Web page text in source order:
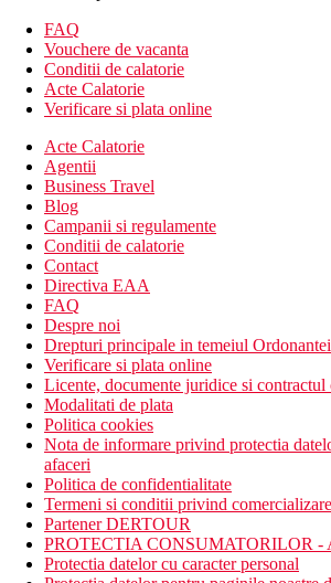
Mese
Demipensiune
Mic dejun si cina tip bufet
Plaja
Plaja cu nisip, cu intrare treptata in
hotel
Sezlonguri si umbrele contra cost
Activitati sportive
Gratuit: tenis de masa, minigolf,
Contra cost: biliard, terenuri de
Santa Ponsa la aproximativ 6 km
aproximativ 10 km
Copii
Loc de joaca, patut gratuit (la cerere).
Carduri
VISA, CE/MC.
Site web
www.saintmichel.net
Internet
Gratuit: WiFi in hol.
Contra cost: colt de internet, WiFi
FAQ
Vouchere de vacanta
Conditii de calatorie
Acte Calatorie
Verificare si plata online
Acte Calatorie
Agentii
Business Travel
Blog
Campanii si regulamente
Conditii de calatorie
Contact
Directiva EAA
FAQ
Despre noi
Drepturi principale in temeiul
Verificare si plata online
Licente, documente juridice si contractul
Modalitati de plata
Politica cookies
Nota de informare privind protectia
afaceri
Politica de confidentialitate
Termeni si conditii privind
Partener DERTOUR
PROTECTIA CONSUMATORILOR -
Protectia datelor cu caracter personal